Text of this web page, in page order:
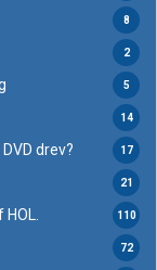
8
2
5
14
drev? 17
21
110
72